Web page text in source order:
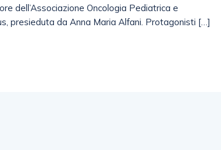
dell’Associazione Oncologia Pediatrica e
presieduta da Anna Maria Alfani. Protagonisti […]